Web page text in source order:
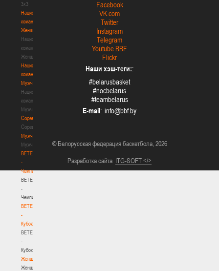
3х3
Национальная
команда.
Женщины
Национальная
команда.
Женщины
Национальная
команда.
Мужчины
Национальная
команда.
Мужчины
Соревнования
Соревнования
Мужчины
Мужчины
BETERA
-
Чемпионат
BETERA
-
Чемпионат
BETERA
-
Кубок
BETERA
-
Кубок
Женщины
Женщины
Facebook
VK.com
Twitter
Instagram
Telegram
Youtube BBF
Flickr
Наши хэш-теги::
#belarusbasket
#nocbelarus
#teambelarus
E-mail:
© Белорусская федерация баскетбола, 2026
Разработка сайта ITG-SOFT </>